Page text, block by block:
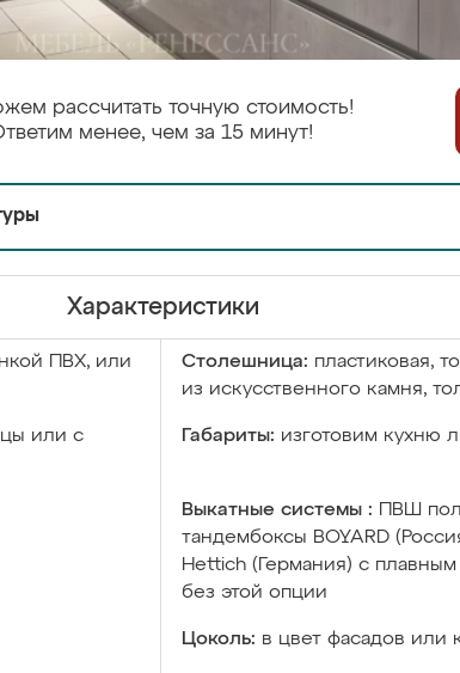
рассчитать точную стоимость!
менее, чем за 15 минут!
Характеристики
ПВХ, или
Столешница: пластиковая,
из искусственного камня,
или с
Габариты: изготовим кухню
Выкатные системы :
ПВШ
тандембоксы BOYARD
Hettich (Германия) с
без этой опции
Цоколь: в цвет фасадов или